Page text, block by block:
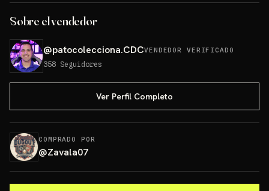
Sobre el vendedor
@patocolecciona.CDCVENDEDOR VERIFICADO
358 Seguidores
Ver Perfil Completo
COMPRADO POR
@Zavala07